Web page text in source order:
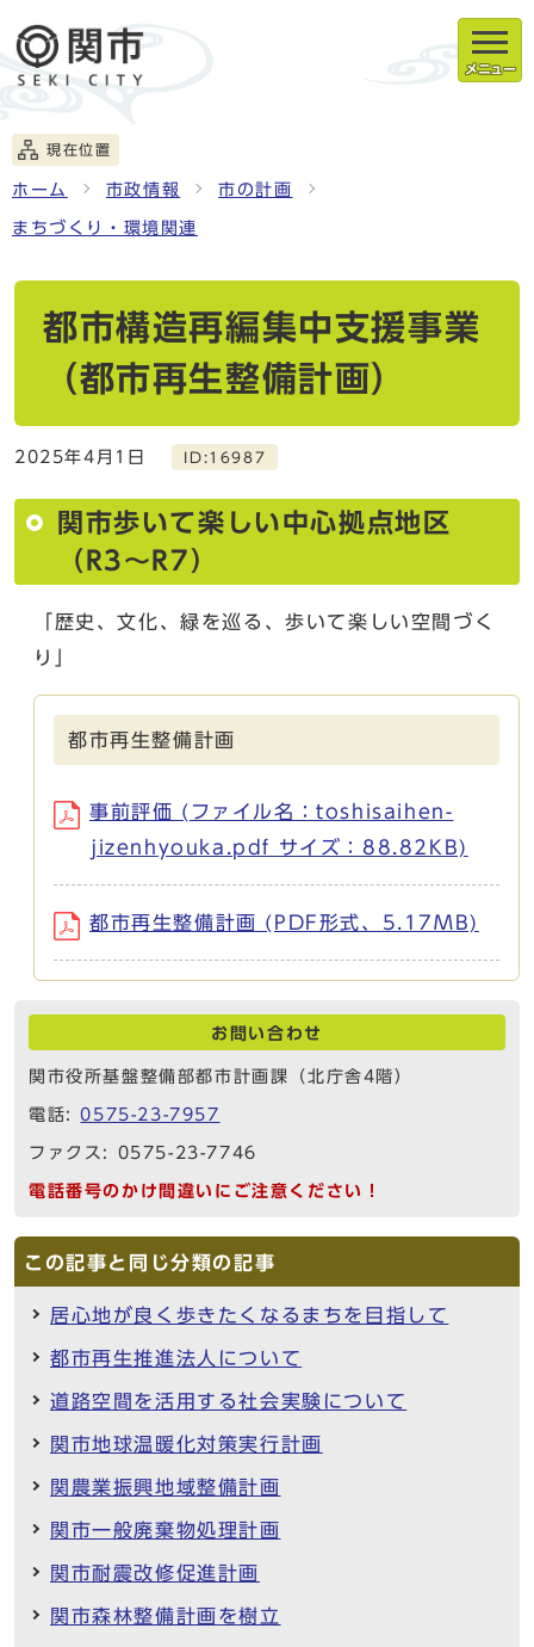
メニュー
現在位置
ホーム 市政情報 市の計画
まちづくり・環境関連
都市構造再編集中支援事業
（都市再生整備計画）
2025年4月1日 ID:16987
関市歩いて楽しい中心拠点地区
（R3～R7）
「歴史、文化、緑を巡る、歩いて楽しい空間づく
り」
都市再生整備計画
事前評価 (ファイル名：toshisaihen-
jizenhyouka.pdf サイズ：88.82KB)
都市再生整備計画 (PDF形式、5.17MB)
お問い合わせ
関市役所基盤整備部都市計画課（北庁舎4階）
電話:0575-23-7957
ファクス: 0575-23-7746
電話番号のかけ間違いにご注意ください！
この記事と同じ分類の記事
居心地が良く歩きたくなるまちを目指して
都市再生推進法人について
道路空間を活用する社会実験について
関市地球温暖化対策実行計画
関農業振興地域整備計画
関市一般廃棄物処理計画
関市耐震改修促進計画
関市森林整備計画を樹立